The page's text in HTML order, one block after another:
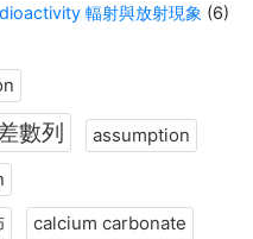
輻射與放射現象 (6)
數列
assumption
calcium carbonate